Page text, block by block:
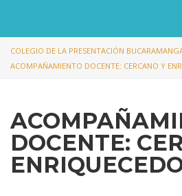
COLEGIO DE LA PRESENTACIÓN
ACOMPAÑAMIENTO DOCENTE: CERCANO Y
DOCENTE: